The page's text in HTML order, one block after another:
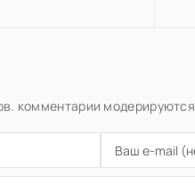
комментарии модерируются